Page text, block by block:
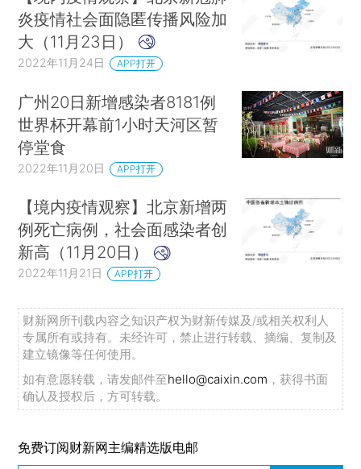
炎疫情社会面隐匿传播风险加
大（11月23日）
2022年11月24日 APP打开
广州20日新增感染者8181例
世界杯开幕前1小时天河区暂
停堂食
2022年11月20日 APP打开
【境内疫情观察】北京新增两
例死亡病例，社会面感染者创
新高（11月20日）
2022年11月21日 APP打开
财新网所刊载内容之知识产权为财新传媒及/或相关权利人
专属所有或持有。未经许可，禁止进行转载、摘编、复制及
建立镜像等任何使用。
如有意愿转载，请发邮件至hello@caixin.com ，获得书面
确认及授权后，方可转载。
免费订阅财新网主编精选版电邮